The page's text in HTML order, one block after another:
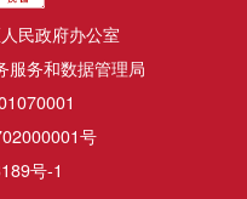
民政府办公室
服务和数据管理局
号
号-1